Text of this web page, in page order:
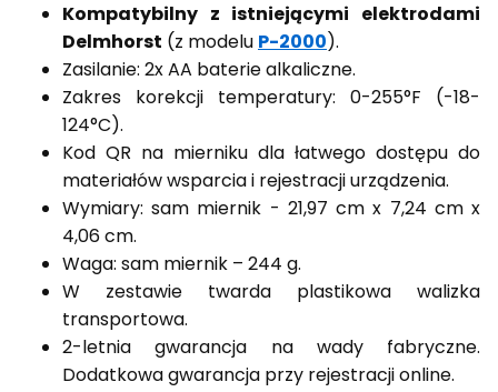
Kompatybilny z istniejącymi elektrodami
Delmhorst (z modelu P-2000).
Zasilanie: 2x AA baterie alkaliczne.
Zakres korekcji temperatury: 0-255°F (-18-
124°C).
Kod QR na mierniku dla łatwego dostępu do
materiałów wsparcia i rejestracji urządzenia.
Wymiary: sam miernik - 21,97 cm x 7,24 cm x
4,06 cm.
Waga: sam miernik – 244 g.
W zestawie twarda plastikowa walizka
transportowa.
2-letnia gwarancja na wady fabryczne.
Dodatkowa gwarancja przy rejestracji online.